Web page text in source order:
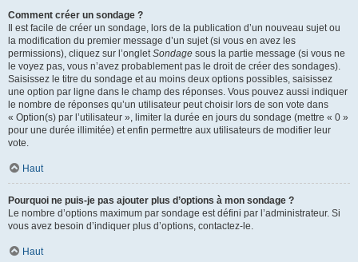
Comment créer un sondage ?
Il est facile de créer un sondage, lors de la publication d’un nouveau sujet ou
la modification du premier message d’un sujet (si vous en avez les
permissions), cliquez sur l’ongletSondage sous la partie message (si vous ne
le voyez pas, vous n’avez probablement pas le droit de créer des sondages).
Saisissez le titre du sondage et au moins deux options possibles, saisissez
une option par ligne dans le champ des réponses. Vous pouvez aussi indiquer
le nombre de réponses qu’un utilisateur peut choisir lors de son vote dans
« Option(s) par l’utilisateur », limiter la durée en jours du sondage (mettre « 0 »
pour une durée illimitée) et enfin permettre aux utilisateurs de modifier leur
vote.
Haut
Pourquoi ne puis-je pas ajouter plus d’options à mon sondage ?
Le nombre d’options maximum par sondage est défini par l’administrateur. Si
vous avez besoin d’indiquer plus d’options, contactez-le.
Haut